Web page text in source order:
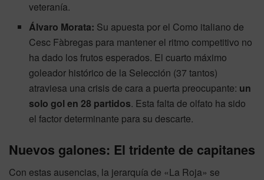
veteranía.
Álvaro Morata: Su apuesta por el Como italiano de
Cesc Fàbregas para mantener el ritmo competitivo no
ha dado los frutos esperados. El cuarto máximo
goleador histórico de la Selección (37 tantos)
atraviesa una crisis de cara a puerta preocupante: un
solo gol en 28 partidos. Esta falta de olfato ha sido
el factor determinante para su descarte.
Nuevos galones: El tridente de capitanes
Con estas ausencias, la jerarquía de «La Roja» se